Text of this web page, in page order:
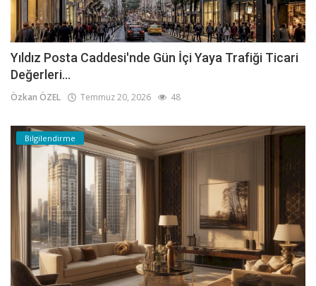
Yıldız Posta Caddesi'nde Gün İçi Yaya Trafiği Ticari
Değerleri...
Özkan ÖZEL Temmuz 20, 2026 48
Bilgilendirme